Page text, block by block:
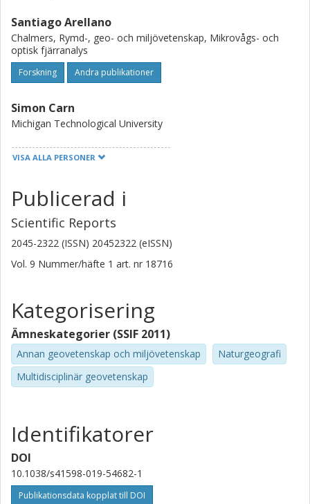
Santiago Arellano
Chalmers, Rymd-, geo- och miljövetenskap, Mikrovågs- och
optisk fjärranalys
Forskning Andra publikationer
Simon Carn
Michigan Technological University
Alessandro Aiuppa
Bo Galle
Chalmers, Rymd-, geo- och miljövetenskap, Mikrovågs- och
optisk fjärranalys
Andra publikationer
Université Paris Descartes
Taryn Lopez
University of Alaska Fairbanks
Hiroshi Shinohara
Peter Kelly
USGS Cascades Volcano Observatory
Cynthia Werner
USGS Cascades Volcano Observatory
VISA ALLA PERSONER
Publicerad i
Scientific Reports
2045-2322 (ISSN) 20452322 (eISSN)
Vol. 9 Nummer/häfte 1 art. nr 18716
Kategorisering
Ämneskategorier (SSIF 2011)
Annan geovetenskap och miljövetenskap
Naturgeografi
Multidisciplinär geovetenskap
Identifikatorer
DOI
10.1038/s41598-019-54682-1
Publikationsdata kopplat till DOI